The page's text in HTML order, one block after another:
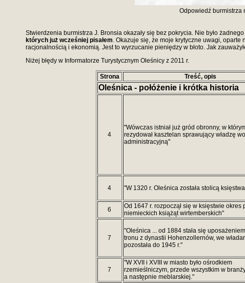
Odpowiedź burmistrza
Stwierdzenia burmistrza J. Bronsia okazały się bez pokrycia. Nie było
których już wcześniej pisałem. Okazuje się, że moje krytyczne uwagi,
racjonalnością i ekonomią. Jest to wyrzucanie pieniędzy w błoto. Jak
Niżej błędy w Informatorze Turystycznym Oleśnicy z 2011 r.
Strona Treść, opis
Oleśnica - połóżenie i krótka historia
4
"Wówczas istniał już gród obronny, w
rezydował kasztelan sprawujący władzę
administracyjną"
4 "W 1320 r. Oleśnica została stolicą
6
Od 1647 r. rozpoczął się w księstwie okres
niemieckich książąt wirtemberskich"
7
"Oleśnica ... od 1884 stała się
tronu z dynastii Hohenzollernów, we
pozostała do 1945 r."
7
"W XVII i XVIII w miasto było ośrodkiem
rzemieślniczym, przede wszystkim w
a następnie meblarskiej."